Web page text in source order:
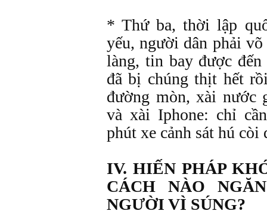
* Thứ ba, thời lập
yếu, người dân phải
làng, tin bay được
đã bị chúng thịt hết
đường mòn, xài nước
và xài Iphone: chỉ
phút xe cảnh sát hú còi
IV. HIẾN PHÁP
CÁCH NÀO
NGƯỜI VÌ SÚNG?